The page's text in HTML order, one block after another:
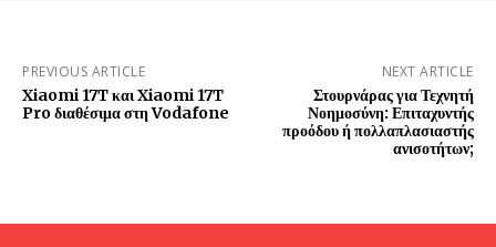
PREVIOUS ARTICLE
Xiaomi 17T και Xiaomi 17T
Pro διαθέσιμα στη Vodafone
NEXT ARTICLE
Στουρνάρας για Τεχνητή
Νοημοσύνη: Επιταχυντής
προόδου ή πολλαπλασιαστής
ανισοτήτων;